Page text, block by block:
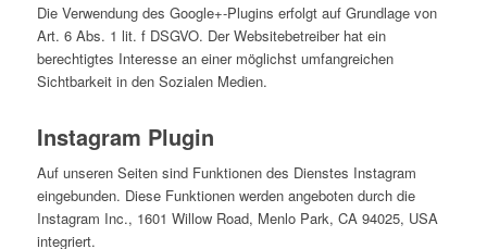
Die Verwendung des Google+-Plugins erfolgt auf Grundlage von
Art. 6 Abs. 1 lit. f DSGVO. Der Websitebetreiber hat ein
berechtigtes Interesse an einer möglichst umfangreichen
Sichtbarkeit in den Sozialen Medien.
Instagram Plugin
Auf unseren Seiten sind Funktionen des Dienstes Instagram
eingebunden. Diese Funktionen werden angeboten durch die
Instagram Inc., 1601 Willow Road, Menlo Park, CA 94025, USA
integriert.